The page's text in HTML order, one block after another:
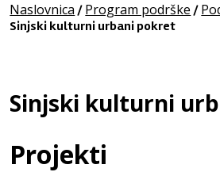
Naslovnica / Program podrške /
Sinjski kulturni urbani pokret
Sinjski kulturni
Projekti